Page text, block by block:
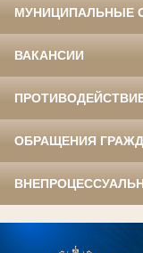
МУНИЦИПАЛЬНЫЕ
ВАКАНСИИ
ОБРАЩЕНИЯ